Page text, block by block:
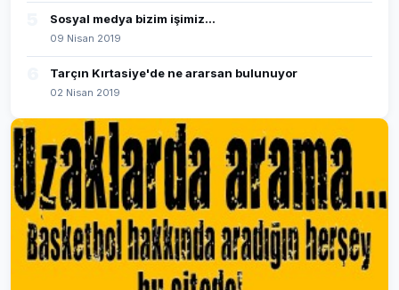
Sosyal medya bizim işimiz...
09 Nisan 2019
Tarçın Kırtasiye'de ne ararsan bulunuyor
02 Nisan 2019